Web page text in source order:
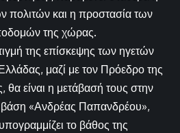
πολιτών και η προστασία των
της χώρας.
της επίσκεψης των ηγετών
μαζί με τον Πρόεδρο της
θα είναι η μετάβασή τους στην
«Ανδρέας Παπανδρέου»,
το βάθος της